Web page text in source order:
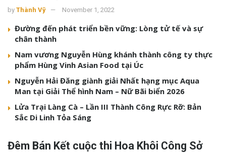
by Thành Vỹ November 1, 2022
Đường đến phát triển bền vững: Lòng tử tế và sự
chân thành
Nam vương Nguyễn Hùng khánh thành công ty thực
phẩm Hùng Vinh Asian Food tại Úc
Nguyễn Hải Đăng giành giải Nhất hạng mục Aqua
Man tại Giải Thể hình Nam – Nữ Bãi biển 2026
Lửa Trại Làng Cà – Lần III Thành Công Rực Rỡ: Bản
Sắc Di Linh Tỏa Sáng
Đêm Bán Kết cuộc thi Hoa Khôi Công Sở